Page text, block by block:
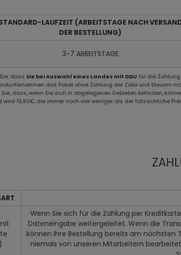
LAUFZEIT (ARBEITSTAGE NACH
DER BESTELLUNG)
3-7 ARBEITSTAGE
dass Sie bei Auswahl eines Landes mit DDU für die
das Paket ohne Zahlung der Zölle und Steuern
dass, wenn Sie sich in abgelegenen Gebieten befinden,
wird 19,90€, die immer noch viel weniger als der tatsächliche
Wenn Sie sich für die Zahlung per
Dateneingabe weitergeleitet. Wenn die
können Ihre Bestellung bereits am nächsten
niemals von unseren Mitarbeitern